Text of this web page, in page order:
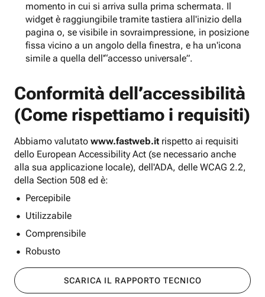
momento in cui si arriva sulla prima schermata. Il
widget è raggiungibile tramite tastiera all'inizio della
pagina o, se visibile in sovraimpressione, in posizione
fissa vicino a un angolo della finestra, e ha un'icona
simile a quella dell'“accesso universale”.
Conformità dell’accessibilità
(Come rispettiamo i requisiti)
Abbiamo valutato www.fastweb.it rispetto ai requisiti
dello European Accessibility Act (se necessario anche
alla sua applicazione locale), dell'ADA, delle WCAG 2.2,
della Section 508 ed è:
Percepibile
Utilizzabile
Comprensibile
Robusto
SCARICA IL RAPPORTO TECNICO